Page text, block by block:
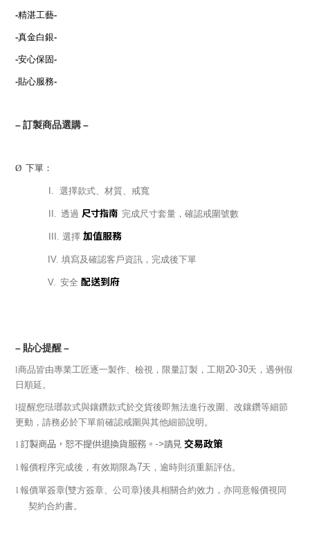
-精湛工藝-
-真金白銀-
-安心保固-
-貼心服務-
–訂製商品選購–
Ø 下單：
I. 選擇款式、材質、戒寬
II. 透過 尺寸指南 完成尺寸套量，確認戒圍號數
III. 選擇 加值服務
IV. 填寫及確認客戶資訊，完成後下單
V. 安全配送到府
– 貼心提醒–
l商品皆由專業工匠逐一製作、檢視，限量訂製，工期20-30天，遇例假
日順延。
l提醒您琺瑯款式與鑲鑽款式於交貨後即無法進行改圍、改鑲鑽等細節
更動，請務必於下單前確認戒圍與其他細節說明。
l 訂製商品，恕不提供退換貨服務。 ->請見 交易政策
l 報價程序完成後，有效期限為7天，逾時則須重新評估。
l 報價單簽章(雙方簽章、公司章)後具相關合約效力，亦同意報價視同
契約合約書。